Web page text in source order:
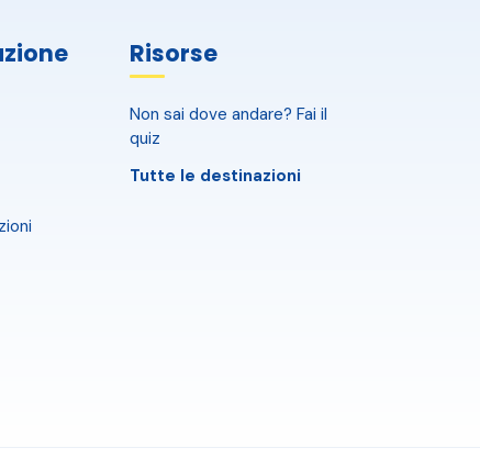
Risorse
Non sai dove andare? Fai il
quiz
Tutte le destinazioni